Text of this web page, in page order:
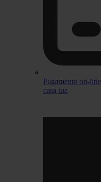
Pagamento on-line
casa tua